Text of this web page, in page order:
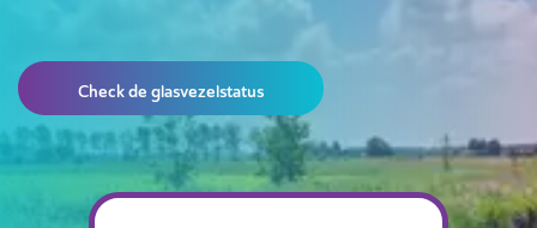
Check de glasvezelstatus